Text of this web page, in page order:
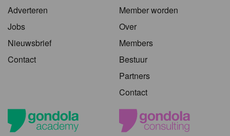
Adverteren
Jobs
Nieuwsbrief
Contact
Member worden
Over
Members
Bestuur
Partners
Contact